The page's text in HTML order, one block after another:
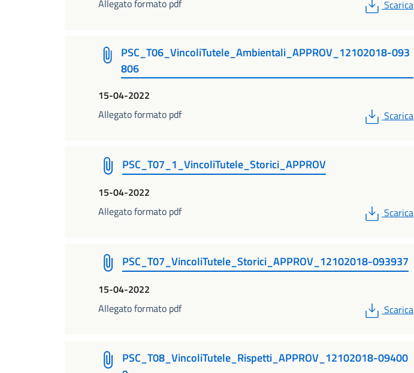
Allegato formato pdf
Scarica
PSC_T06_VincoliTutele_Ambientali_APPROV_12102018-093
806
15-04-2022
Allegato formato pdf
PDF
Scarica
PSC_T07_1_VincoliTutele_Storici_APPROV
15-04-2022
Allegato formato pdf
PDF
Scarica
PSC_T07_VincoliTutele_Storici_APPROV_12102018-093937
15-04-2022
Allegato formato pdf
PDF
Scarica
PSC_T08_VincoliTutele_Rispetti_APPROV_12102018-09400